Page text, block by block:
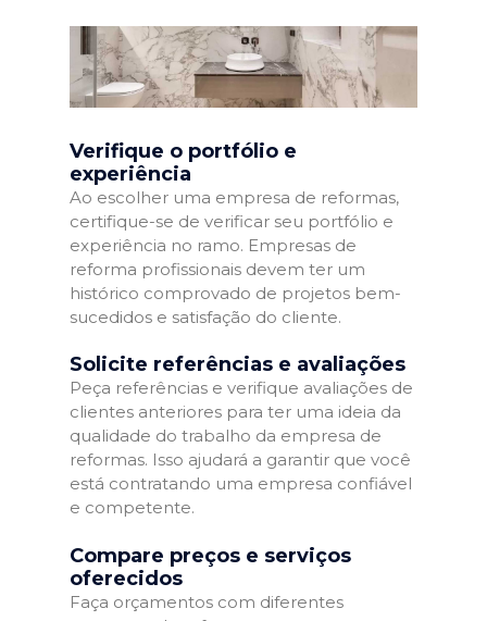
Verifique o portfólio e
experiência
Ao escolher uma empresa de reformas,
certifique-se de verificar seu portfólio e
experiência no ramo. Empresas de
reforma profissionais devem ter um
histórico comprovado de projetos bem-
sucedidos e satisfação do cliente.
Solicite referências e avaliações
Peça referências e verifique avaliações de
clientes anteriores para ter uma ideia da
qualidade do trabalho da empresa de
reformas. Isso ajudará a garantir que você
está contratando uma empresa confiável
e competente.
Compare preços e serviços
oferecidos
Faça orçamentos com diferentes